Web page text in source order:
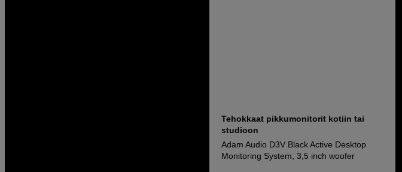
Tehokkaat pikkumonitorit kotiin tai
studioon
Adam Audio D3V Black Active Desktop
Monitoring System, 3,5 inch woofer